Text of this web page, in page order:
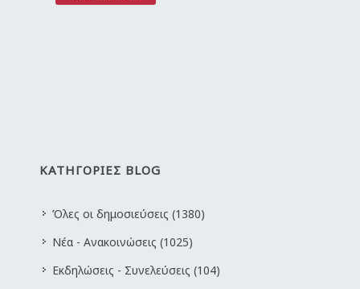
ΚΑΤΗΓΟΡΙΕΣ BLOG
Όλες οι δημοσιεύσεις (1380)
Νέα - Ανακοινώσεις (1025)
Εκδηλώσεις - Συνελεύσεις (104)